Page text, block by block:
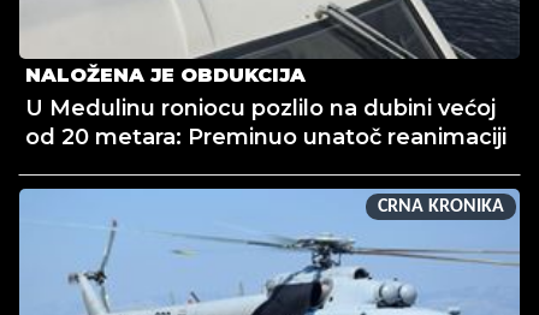
NALOŽENA JE OBDUKCIJA
U Medulinu roniocu pozlilo na dubini većoj
od 20 metara: Preminuo unatoč reanimaciji
CRNA KRONIKA